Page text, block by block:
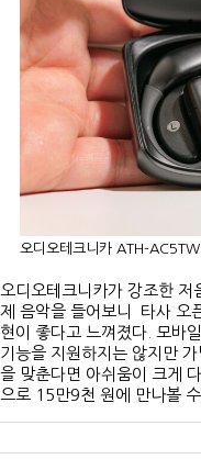
오디오테크니카 ATH-
오디오테크니카가 강조한
제 음악을 들어보니 타사 오
현이 좋다고 느껴졌다. 모바
기능을 지원하지는 않지만
을 맞춘다면 아쉬움이 크게
으로 15만9천 원에 만나볼